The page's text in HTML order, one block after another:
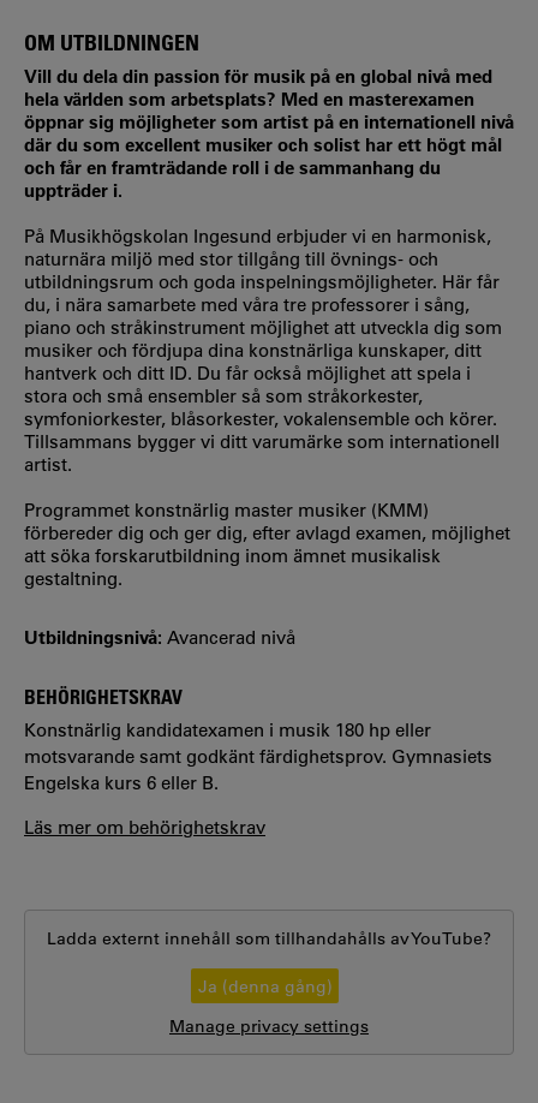
OM UTBILDNINGEN
Vill du dela din passion för musik på en global nivå med
hela världen som arbetsplats? Med en masterexamen
öppnar sig möjligheter som artist på en internationell nivå
där du som excellent musiker och solist har ett högt mål
och får en framträdande roll i de sammanhang du
uppträder i.
På Musikhögskolan Ingesund erbjuder vi en harmonisk,
naturnära miljö med stor tillgång till övnings- och
utbildningsrum och goda inspelningsmöjligheter. Här får
du, i nära samarbete med våra tre professorer i sång,
piano och stråkinstrument möjlighet att utveckla dig som
musiker och fördjupa dina konstnärliga kunskaper, ditt
hantverk och ditt ID. Du får också möjlighet att spela i
stora och små ensembler så som stråkorkester,
symfoniorkester, blåsorkester, vokalensemble och körer.
Tillsammans bygger vi ditt varumärke som internationell
artist.
Programmet konstnärlig master musiker (KMM)
förbereder dig och ger dig, efter avlagd examen, möjlighet
att söka forskarutbildning inom ämnet musikalisk
gestaltning.
Utbildningsnivå: Avancerad nivå
BEHÖRIGHETSKRAV
Konstnärlig kandidatexamen i musik 180 hp eller
motsvarande samt godkänt färdighetsprov. Gymnasiets
Engelska kurs 6 eller B.
Läs mer om behörighetskrav
Ladda externt innehåll som tillhandahålls avYouTube?
Ja (denna gång)
Manage privacy settings